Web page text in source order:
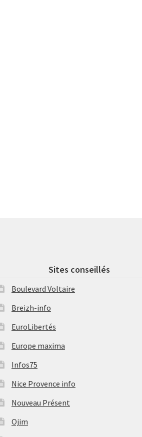
Sites conseillés
Boulevard Voltaire
Breizh-info
EuroLibertés
Europe maxima
Infos75
Nice Provence info
Nouveau Présent
Ojim